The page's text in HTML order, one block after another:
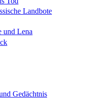
Landbote
und Lena
Gedächtnis